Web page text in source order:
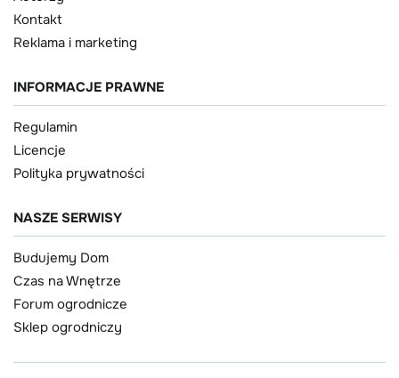
Kontakt
Reklama i marketing
INFORMACJE PRAWNE
Regulamin
Licencje
Polityka prywatności
NASZE SERWISY
Budujemy Dom
Czas na Wnętrze
Forum ogrodnicze
Sklep ogrodniczy